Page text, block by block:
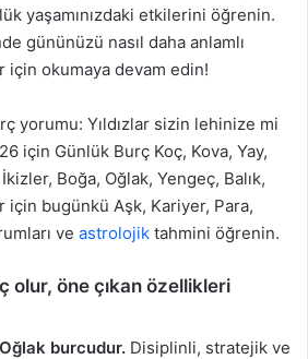
yaşamınızdaki etkilerini öğrenin.
gününüzü nasıl daha anlamlı
için okumaya devam edin!
yorumu: Yıldızlar sizin lehinize mi
için Günlük Burç Koç, Kova, Yay,
Boğa, Oğlak, Yengeç, Balık,
için bugünkü Aşk, Kariyer, Para,
ve astrolojik tahmini öğrenin.
olur, öne çıkan özellikleri
burcudur. Disiplinli, stratejik ve